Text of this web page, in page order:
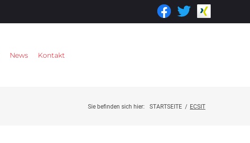
News Kontakt
Sie befinden sich hier: STARTSEITE / ECSIT